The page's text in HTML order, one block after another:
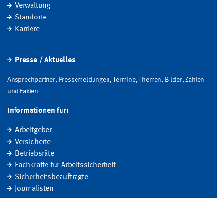
Verwaltung
Standorte
Karriere
Presse / Aktuelles
Ansprechpartner, Pressemeldungen, Termine, Themen, Bilder, Zahlen
und Fakten
Informationen für:
Arbeitgeber
Versicherte
Betriebsräte
Fachkräfte für Arbeitssicherheit
Sicherheitsbeauftragte
Journalisten